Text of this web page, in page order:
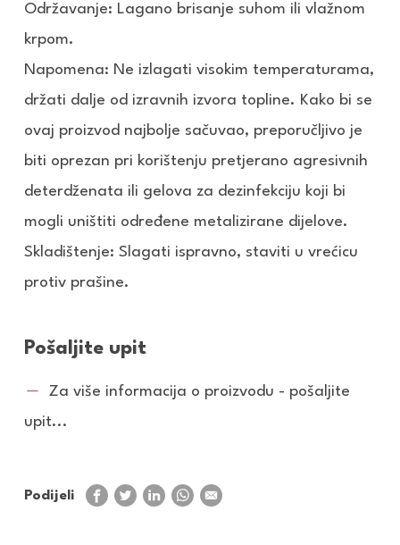
Održavanje: Lagano brisanje suhom ili vlažnom
krpom.
Napomena: Ne izlagati visokim temperaturama,
držati dalje od izravnih izvora topline. Kako bi se
ovaj proizvod najbolje sačuvao, preporučljivo je
biti oprezan pri korištenju pretjerano agresivnih
deterdženata ili gelova za dezinfekciju koji bi
mogli uništiti određene metalizirane dijelove.
Skladištenje: Slagati ispravno, staviti u vrećicu
protiv prašine.
Pošaljite upit
Za više informacija o proizvodu - pošaljite
upit...
Podijeli